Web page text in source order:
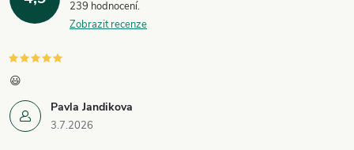
239 hodnocení
Zobrazit recenze
Pavla Jandikova
3.7.2026
😃